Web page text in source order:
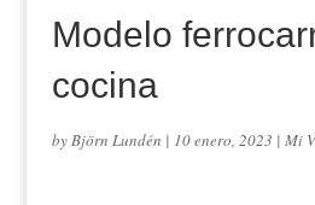
Modelo
cocina
byBjörn Lundén | 10 enero, 2023 | Mi